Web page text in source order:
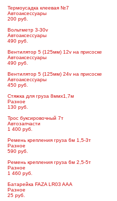
Термоусадка клеевая №7
Автоаксессуары
200 руб.
Вольтметр 3-30v
Автоаксессуары
490 руб.
Вентилятор 5 (125мм) 12v на присоске
Автоаксессуары
490 руб.
Вентилятор 5 (125мм) 24v на присоске
Автоаксессуары
450 руб.
Стяжка для груза 8ммх1,7м
Разное
130 руб.
Трос буксировочный 7т
Автозапчасти
1 400 руб.
Ремень крепления груза 6м 1,5-3т
Разное
590 руб.
Ремень крепления груза 6м 2,5-5т
Разное
1 460 руб.
Батарейка FAZA LR03 AAA
Разное
25 руб.